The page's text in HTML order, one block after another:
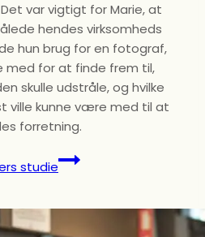
var vigtigt for Marie, at
hendes virksomheds
hun brug for en fotograf,
med for at finde frem til,
skulle udstråle, og hvilke
ville kunne være med til at
forretning.
studie